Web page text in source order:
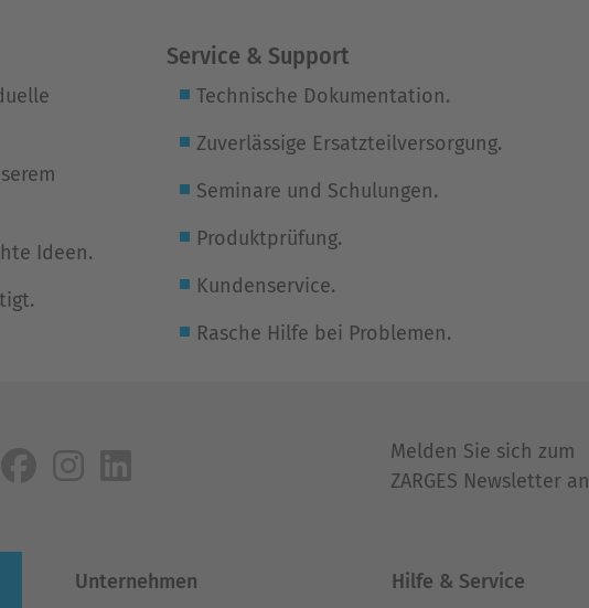
Ideen.
Service & Support
Technische Dokumentation.
Zuverlässige Ersatzteilversorgung.
Seminare und Schulungen.
Produktprüfung.
Kundenservice.
Rasche Hilfe bei Problemen.
Melden Sie sich zum
ZARGES Newsletter an
Unternehmen Hilfe & Service